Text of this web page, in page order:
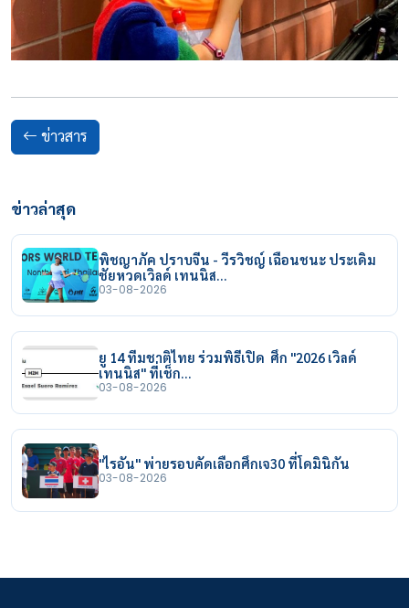
ข่าวสาร
ข่าวล่าสุด
พิชญาภัค ปราบจีน - วีรวิชญ์ เฉือนชนะ ประเดิม
ชัยหวดเวิลด์ เทนนิส…
03-08-2026
ยู 14 ทีมชาติไทย ร่วมพิธีเปิด ศึก "2026 เวิลด์
เทนนิส" ที่เช็ก…
03-08-2026
"ไรอัน" พ่ายรอบคัดเลือกศึกเจ30 ที่โดมินิกัน
03-08-2026